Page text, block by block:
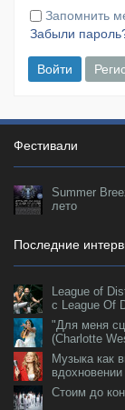
Запомнить
Забыли
Войти
Фестивали
Summer
лето
Последние
League of
с League Of
"Для меня
(Charlotte
Музыка как
вдохновении
Стоим до